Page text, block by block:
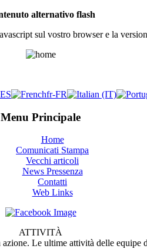
alternativo flash
sul vostro browser e la
Menu Principale
Home
Comunicati Stampa
Vecchi articoli
News Pressenza
Contatti
Web Links
ATTIVITÀ
Le ultime attività delle equipe